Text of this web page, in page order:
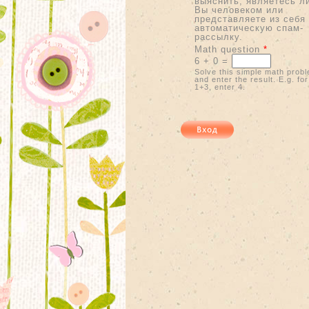
Вы человеком или
представляете из себя
автоматическую спам-
рассылку.
Math question *
6 + 0 =
Solve this simple math
and enter the result. E.g. for
1+3, enter 4.